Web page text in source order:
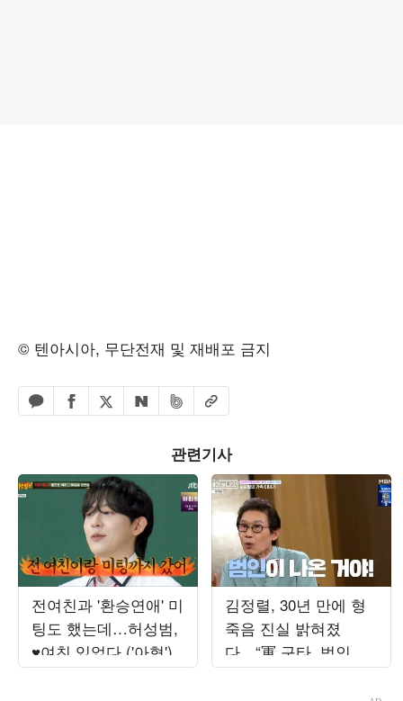
© 텐아시아, 무단전재 및 재배포 금지
카카오톡 공유하기
페이스북 공유하기
엑스 공유하기
네이버 공유하기
밴드 공유하기
URL복사
관련기사
전여친과 '환승연애' 미
팅도 했는데…허성범,
♥여친 있었다 ('아형')
김정렬, 30년 만에 형
죽음 진실 밝혀졌
다…“軍 구타, 범인이
사죄” (‘데이앤나잇’)